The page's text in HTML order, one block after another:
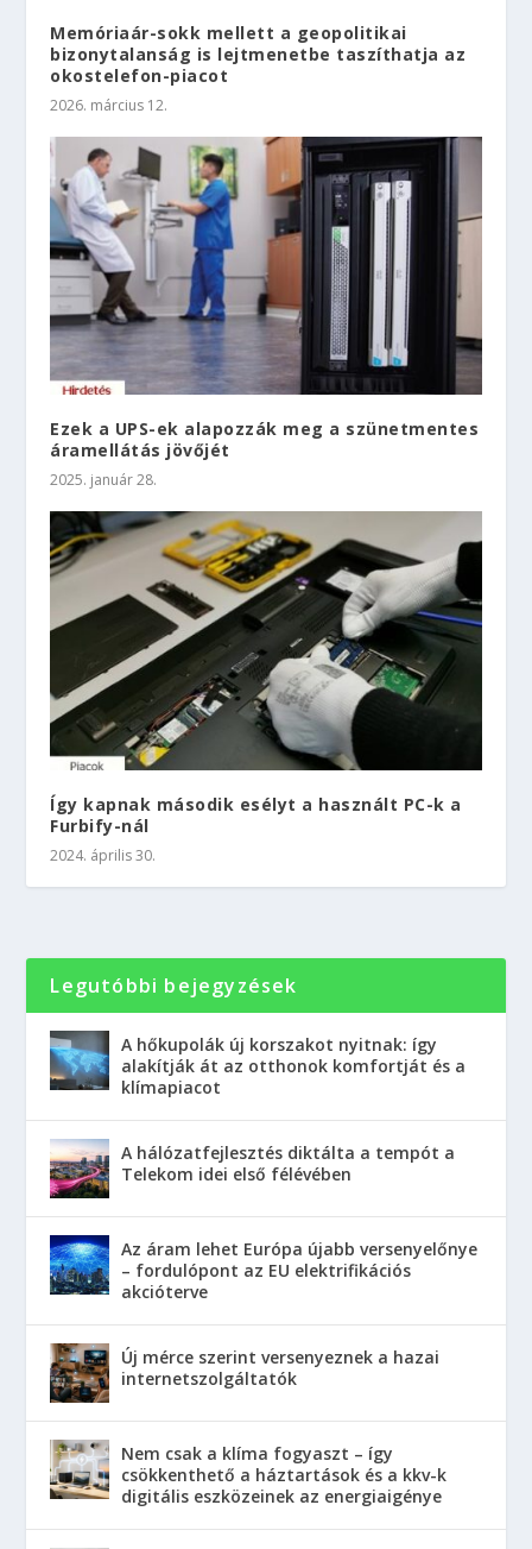
Memóriaár-sokk mellett a geopolitikai
bizonytalanság is lejtmenetbe taszíthatja az
okostelefon-piacot
2026. március 12.
Ezek a UPS-ek alapozzák meg a szünetmentes
áramellátás jövőjét
2025. január 28.
Így kapnak második esélyt a használt PC-k a
Furbify-nál
2024. április 30.
Legutóbbi bejegyzések
A hőkupolák új korszakot nyitnak: így
alakítják át az otthonok komfortját és a
klímapiacot
A hálózatfejlesztés diktálta a tempót a
Telekom idei első félévében
Az áram lehet Európa újabb versenyelőnye
– fordulópont az EU elektrifikációs
akcióterve
Új mérce szerint versenyeznek a hazai
internetszolgáltatók
Nem csak a klíma fogyaszt – így
csökkenthető a háztartások és a kkv-k
digitális eszközeinek az energiaigénye